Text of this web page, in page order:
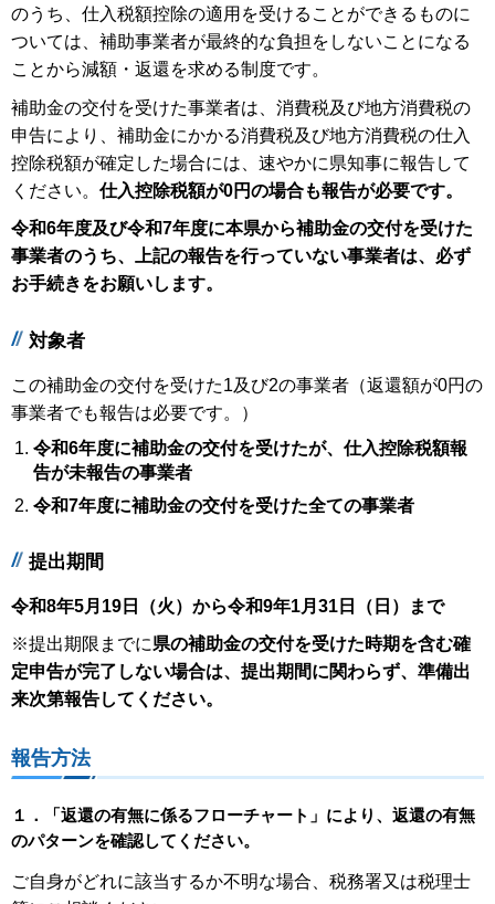
のうち、仕入税額控除の適用を受けることができるものに
ついては、補助事業者が最終的な負担をしないことになる
ことから減額・返還を求める制度です。
補助金の交付を受けた事業者は、消費税及び地方消費税の
申告により、補助金にかかる消費税及び地方消費税の仕入
控除税額が確定した場合には、速やかに県知事に報告して
ください。 仕入控除税額が0円の場合も報告が必要です。
令和6年度及び令和7年度に本県から補助金の交付を受けた
事業者のうち、上記の報告を行っていない事業者は、必ず
お手続きをお願いします。
対象者
この補助金の交付を受けた1及び2の事業者（返還額が0円の
事業者でも報告は必要です。）
令和6年度に補助金の交付を受けたが、仕入控除税額報
告が未報告の事業者
令和7年度に補助金の交付を受けた全ての事業者
提出期間
令和8年5月19日（火）から令和9年1月31日（日）まで
※提出期限までに県の補助金の交付を受けた時期を含む確
定申告が完了しない場合は、提出期間に関わらず、準備出
来次第報告してください。
報告方法
１．「返還の有無に係るフローチャート」により、返還の有無
のパターンを確認してください。
ご自身がどれに該当するか不明な場合、税務署又は税理士